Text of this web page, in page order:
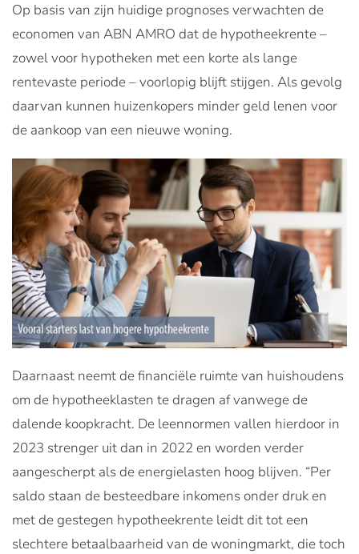
Op basis van zijn huidige prognoses verwachten de
economen van ABN AMRO dat de hypotheekrente –
zowel voor hypotheken met een korte als lange
rentevaste periode – voorlopig blijft stijgen. Als gevolg
daarvan kunnen huizenkopers minder geld lenen voor
de aankoop van een nieuwe woning.
Daarnaast neemt de financiële ruimte van huishoudens
om de hypotheeklasten te dragen af vanwege de
dalende koopkracht. De leennormen vallen hierdoor in
2023 strenger uit dan in 2022 en worden verder
aangescherpt als de energielasten hoog blijven. “Per
saldo staan de besteedbare inkomens onder druk en
met de gestegen hypotheekrente leidt dit tot een
slechtere betaalbaarheid van de woningmarkt, die toch